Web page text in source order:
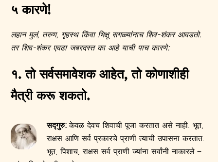
५ कारणे!
लहान मुलं, तरुण, गृहस्थ किंवा भिक्षू सगळ्यांनाच शिव-शंकर आवडतो.
तर शिव-शंकर एवढा जबरदस्त का आहे याची पाच कारणे:
१. तो सर्वसमावेशक आहेत, तो कोणाशीही
मैत्री करू शकतो.
सद्गुरु:केवळ देवच शिवाची पूजा करतात असे नाही. भूत,
राक्षस आणि सर्व प्रकारचे प्राणी त्याची उपासना करतात.
भूत, पिशाच, राक्षस सर्व प्राणी ज्यांना सर्वांनी नाकारले –